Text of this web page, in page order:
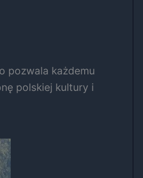
pozwala każdemu
polskiej kultury i